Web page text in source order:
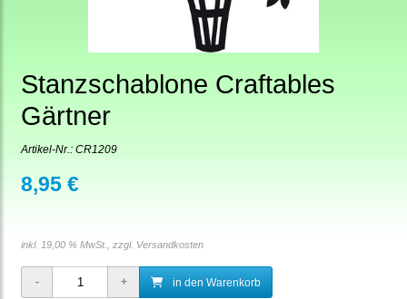
Stanzschablone Craftables
Gärtner
Artikel-Nr.: CR1209
8,95 €
inkl. 19,00 % MwSt., zzgl. Versandkosten
in den Warenkorb